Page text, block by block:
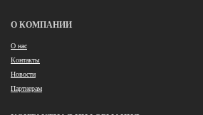
О КОМПАНИИ
О нас
Контакты
Новости
Партнерам